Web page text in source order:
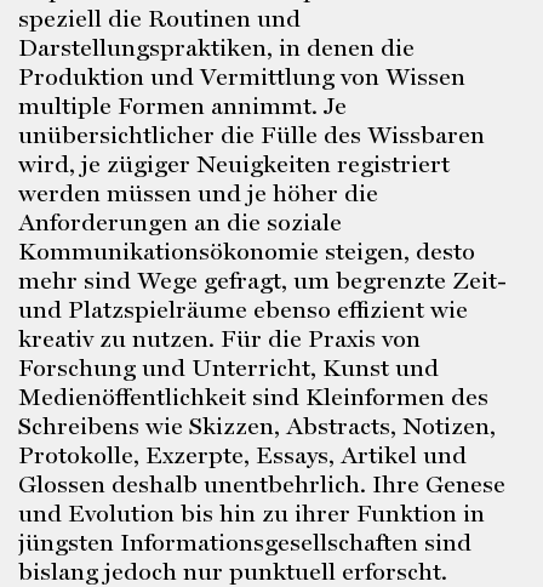
speziell die Routinen und
Darstellungspraktiken, in denen die
Produktion und Vermittlung von Wissen
multiple Formen annimmt. Je
unübersichtlicher die Fülle des Wissbaren
wird, je zügiger Neuigkeiten registriert
werden müssen und je höher die
Anforderungen an die soziale
Kommunikationsökonomie steigen, desto
mehr sind Wege gefragt, um begrenzte Zeit-
und Platzspielräume ebenso effizient wie
kreativ zu nutzen. Für die Praxis von
Forschung und Unterricht, Kunst und
Medienöffentlichkeit sind Kleinformen des
Schreibens wie Skizzen, Abstracts, Notizen,
Protokolle, Exzerpte, Essays, Artikel und
Glossen deshalb unentbehrlich. Ihre Genese
und Evolution bis hin zu ihrer Funktion in
jüngsten Informationsgesellschaften sind
bislang jedoch nur punktuell erforscht.